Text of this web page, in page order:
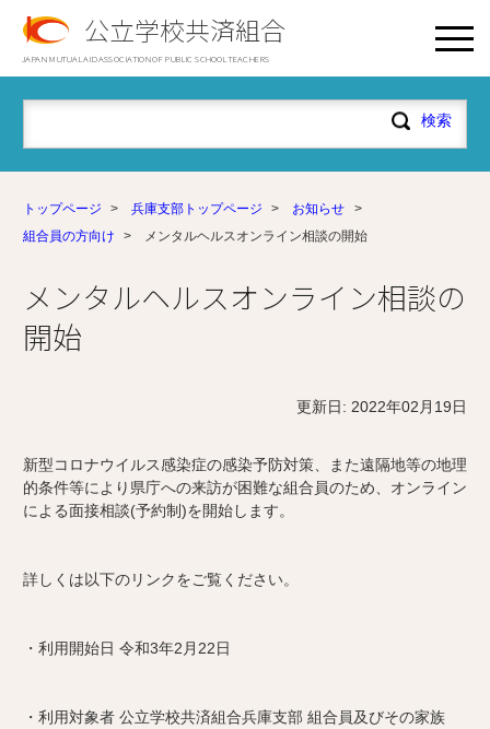
公立学校共済組合
JAPAN MUTUAL AID ASSOCIATION OF PUBLIC SCHOOL TEACHERS
トップページ > 兵庫支部トップページ > お知らせ
>
組合員の方向け
> メンタルヘルスオンライン相談の開始
メンタルヘルスオンライン相談の
開始
更新日: 2022年02月19日
新型コロナウイルス感染症の感染予防対策、また遠隔地等の地理
的条件等により県庁への来訪が困難な組合員のため、オンライン
による面接相談(予約制)を開始します。
詳しくは以下のリンクをご覧ください。
・利用開始日 令和3年2月22日
・利用対象者 公立学校共済組合兵庫支部 組合員及びその家族